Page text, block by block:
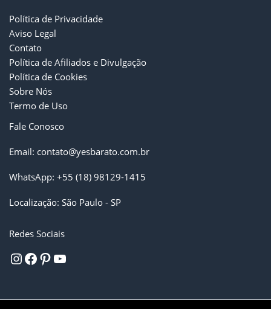
Política de Privacidade
Aviso Legal
Contato
Política de Afiliados e Divulgação
Política de Cookies
Sobre Nós
Termo de Uso
Fale Conosco
Email: contato@yesbarato.com.br
WhatsApp: +55 (18) 98129-1415
Localização: São Paulo - SP
Redes Sociais